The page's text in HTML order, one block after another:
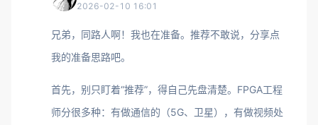
2026-02-10 16:01
兄弟，同路人啊！我也在准备。推荐不敢说，分享点
我的准备思路吧。
首先，别只盯着“推荐”，得自己先盘清楚。FPGA工程
师分很多种：有做通信的（5G、卫星），有做视频处